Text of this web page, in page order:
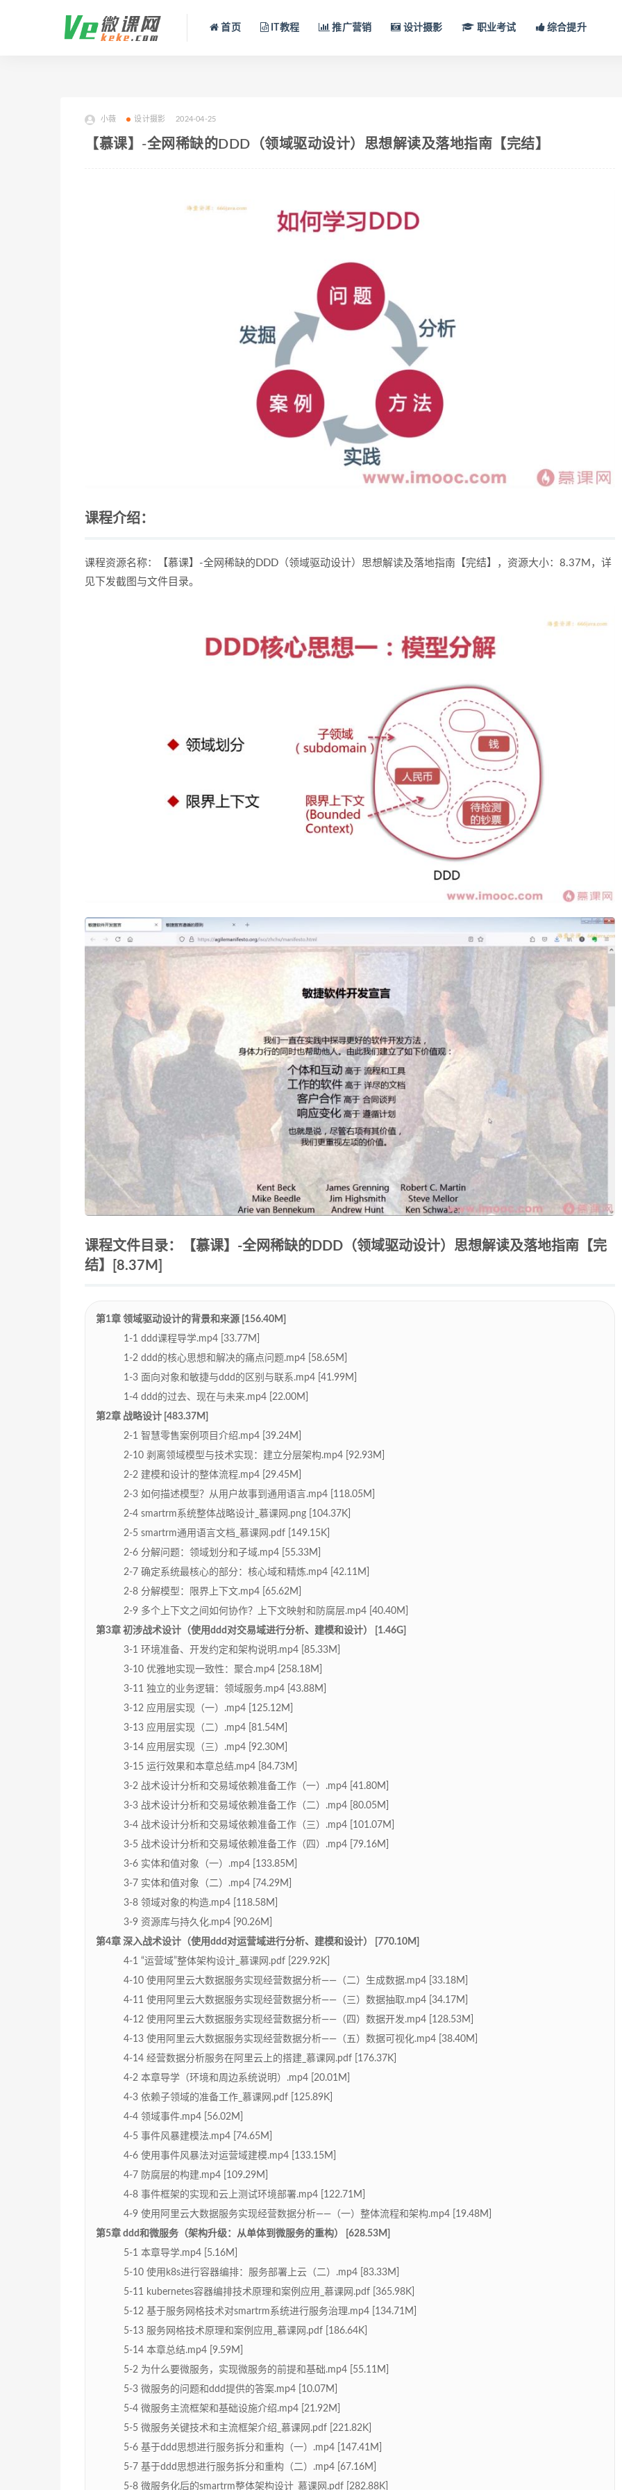
首页 IT教程 推广营销 设计摄影 职业考试 综合提升
小薇 设计摄影 2024-04-25
【慕课】-全网稀缺的DDD（领域驱动设计）思想解读及落地指南【完结】
课程介绍：
课程资源名称：【慕课】-全网稀缺的DDD（领域驱动设计）思想解读及落地指南【完结】，资源大小：8.37M，详
见下发截图与文件目录。
课程文件目录：【慕课】-全网稀缺的DDD（领域驱动设计）思想解读及落地指南【完
结】[8.37M]
第1章 领域驱动设计的背景和来源 [156.40M]
1-1 ddd课程导学.mp4 [33.77M]
1-2 ddd的核心思想和解决的痛点问题.mp4 [58.65M]
1-3 面向对象和敏捷与ddd的区别与联系.mp4 [41.99M]
1-4 ddd的过去、现在与未来.mp4 [22.00M]
第2章 战略设计 [483.37M]
2-1 智慧零售案例项目介绍.mp4 [39.24M]
2-10 剥离领域模型与技术实现：建立分层架构.mp4 [92.93M]
2-2 建模和设计的整体流程.mp4 [29.45M]
2-3 如何描述模型？从用户故事到通用语言.mp4 [118.05M]
2-4 smartrm系统整体战略设计_慕课网.png [104.37K]
2-5 smartrm通用语言文档_慕课网.pdf [149.15K]
2-6 分解问题：领域划分和子域.mp4 [55.33M]
2-7 确定系统最核心的部分：核心域和精炼.mp4 [42.11M]
2-8 分解模型：限界上下文.mp4 [65.62M]
2-9 多个上下文之间如何协作？上下文映射和防腐层.mp4 [40.40M]
第3章 初涉战术设计（使用ddd对交易域进行分析、建模和设计） [1.46G]
3-1 环境准备、开发约定和架构说明.mp4 [85.33M]
3-10 优雅地实现一致性：聚合.mp4 [258.18M]
3-11 独立的业务逻辑：领域服务.mp4 [43.88M]
3-12 应用层实现（一）.mp4 [125.12M]
3-13 应用层实现（二）.mp4 [81.54M]
3-14 应用层实现（三）.mp4 [92.30M]
3-15 运行效果和本章总结.mp4 [84.73M]
3-2 战术设计分析和交易域依赖准备工作（一）.mp4 [41.80M]
3-3 战术设计分析和交易域依赖准备工作（二）.mp4 [80.05M]
3-4 战术设计分析和交易域依赖准备工作（三）.mp4 [101.07M]
3-5 战术设计分析和交易域依赖准备工作（四）.mp4 [79.16M]
3-6 实体和值对象（一）.mp4 [133.85M]
3-7 实体和值对象（二）.mp4 [74.29M]
3-8 领域对象的构造.mp4 [118.58M]
3-9 资源库与持久化.mp4 [90.26M]
第4章 深入战术设计（使用ddd对运营域进行分析、建模和设计） [770.10M]
4-1 “运营域”整体架构设计_慕课网.pdf [229.92K]
4-10 使用阿里云大数据服务实现经营数据分析——（二）生成数据.mp4 [33.18M]
4-11 使用阿里云大数据服务实现经营数据分析——（三）数据抽取.mp4 [34.17M]
4-12 使用阿里云大数据服务实现经营数据分析——（四）数据开发.mp4 [128.53M]
4-13 使用阿里云大数据服务实现经营数据分析——（五）数据可视化.mp4 [38.40M]
4-14 经营数据分析服务在阿里云上的搭建_慕课网.pdf [176.37K]
4-2 本章导学（环境和周边系统说明）.mp4 [20.01M]
4-3 依赖子领域的准备工作_慕课网.pdf [125.89K]
4-4 领域事件.mp4 [56.02M]
4-5 事件风暴建模法.mp4 [74.65M]
4-6 使用事件风暴法对运营域建模.mp4 [133.15M]
4-7 防腐层的构建.mp4 [109.29M]
4-8 事件框架的实现和云上测试环境部署.mp4 [122.71M]
4-9 使用阿里云大数据服务实现经营数据分析——（一）整体流程和架构.mp4 [19.48M]
第5章 ddd和微服务（架构升级：从单体到微服务的重构） [628.53M]
5-1 本章导学.mp4 [5.16M]
5-10 使用k8s进行容器编排：服务部署上云（二）.mp4 [83.33M]
5-11 kubernetes容器编排技术原理和案例应用_慕课网.pdf [365.98K]
5-12 基于服务网格技术对smartrm系统进行服务治理.mp4 [134.71M]
5-13 服务网格技术原理和案例应用_慕课网.pdf [186.64K]
5-14 本章总结.mp4 [9.59M]
5-2 为什么要微服务，实现微服务的前提和基础.mp4 [55.11M]
5-3 微服务的问题和ddd提供的答案.mp4 [10.07M]
5-4 微服务主流框架和基础设施介绍.mp4 [21.92M]
5-5 微服务关键技术和主流框架介绍_慕课网.pdf [221.82K]
5-6 基于ddd思想进行服务拆分和重构（一）.mp4 [147.41M]
5-7 基于ddd思想进行服务拆分和重构（二）.mp4 [67.16M]
5-8 微服务化后的smartrm整体架构设计_慕课网.pdf [282.88K]